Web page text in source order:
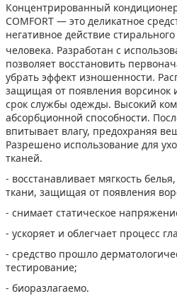
Концентрированный
COMFORT — это деликатное
негативное действие
человека. Разработан с
позволяет восстановить
убрать эффект изношенности.
защищая от появления ворсинок
срок службы одежды. Высокий
абсорбционной способности.
впитывает влагу, предохраняя
Разрешено использование для
тканей.
- восстанавливает мягкость
ткани, защищая от появления
- снимает статическое
- ускоряет и облегчает процесс
- средство прошло
тестирование;
- биоразлагаемо.